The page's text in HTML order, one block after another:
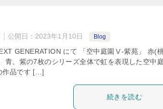
公開日： 2023年1月10日 Blog
GENERATION にて 「空中庭園Ⅴ-紫苑」 赤(
青、紫の7枚のシリーズ全体で虹を表現した空中
作品です […]
続きを読む